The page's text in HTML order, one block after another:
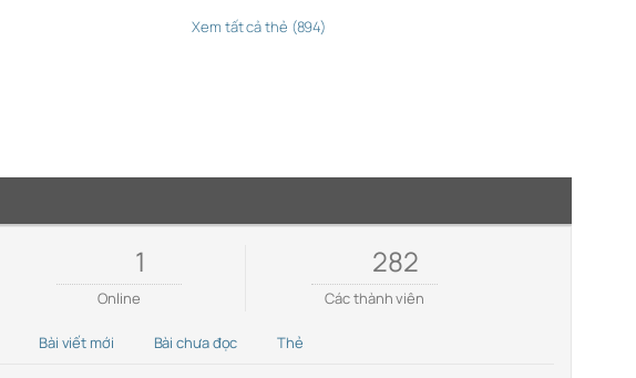
Xem tất cả thẻ (894)
1
Online
282
Các thành viên
Bài viết mới Bài chưa đọc Thẻ